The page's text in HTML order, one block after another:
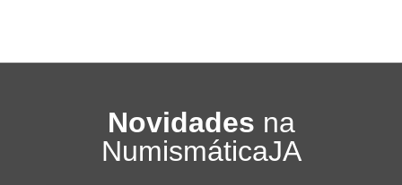
Novidades na
NumismáticaJA